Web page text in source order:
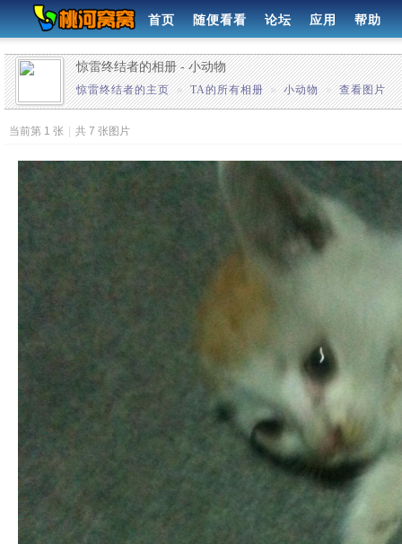
首页 随便看看 论坛 应用 帮助
惊雷终结者的相册 - 小动物
惊雷终结者的主页 » TA的所有相册 » 小动物 » 查看图片
当前第 1 张 共 7 张图片